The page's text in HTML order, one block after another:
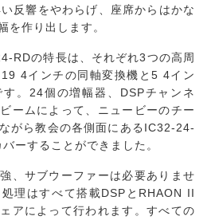
反響をやわらげ、座席からはかな
を作り出します。
RDの特長は、それぞれ3つの高周
4インチの同軸変換機と5 4イン
。24個の増幅器、DSPチャンネ
ームによって、ニュービーのチー
がら教会の各側面にあるIC32-24-
ーすることができました。
、サブウーファーは必要ありませ
理はすべて搭載DSPとRHAON II
アによって行われます。すべての